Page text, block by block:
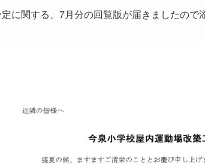
に関する、7月分の回覧版が届きましたので